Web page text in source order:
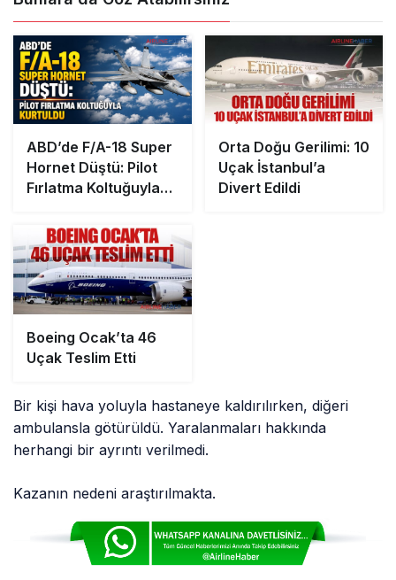
ABD’de F/A-18 Super
Hornet Düştü: Pilot
Fırlatma Koltuğuyla
Orta Doğu Gerilimi: 10
Uçak İstanbul’a
Divert Edildi
Boeing Ocak’ta 46
Uçak Teslim Etti
Bir kişi hava yoluyla hastaneye kaldırılırken, diğeri
ambulansla götürüldü. Yaralanmaları hakkında
herhangi bir ayrıntı verilmedi.
Kazanın nedeni araştırılmakta.